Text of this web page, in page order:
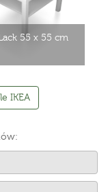
55 x 55 cm
IKEA